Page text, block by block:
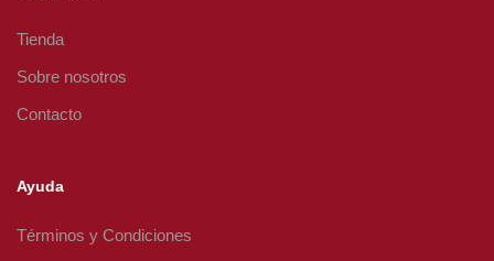
Tienda
Sobre nosotros
Contacto
Ayuda
Términos y Condiciones